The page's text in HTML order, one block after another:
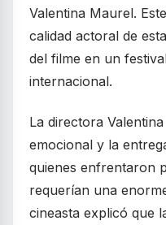
Valentina Maurel.
calidad actoral de
del filme en un
internacional.
La directora
emocional y la
quienes enfrentaron
requerían una
cineasta explicó que